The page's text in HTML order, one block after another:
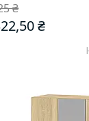
₴
₴